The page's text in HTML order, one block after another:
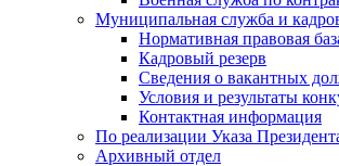
Муниципальная служба и
Нормативная правовая
Кадровый резерв
Сведения о вакантных
Условия и результаты
Контактная информация
По реализации Указа
Архивный отдел